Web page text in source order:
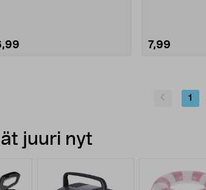
7,99
1
juuri nyt